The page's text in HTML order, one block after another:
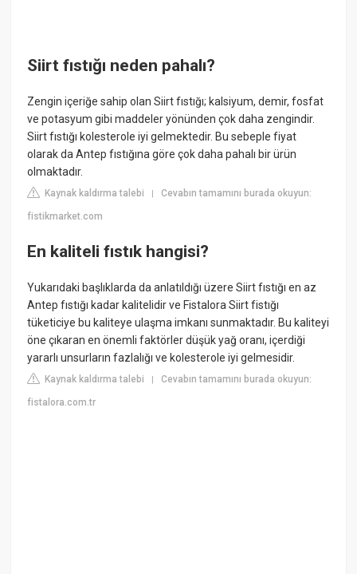
Siirt fıstığı neden pahalı?
Zengin içeriğe sahip olan Siirt fıstığı; kalsiyum, demir, fosfat
ve potasyum gibi maddeler yönünden çok daha zengindir.
Siirt fıstığı kolesterole iyi gelmektedir. Bu sebeple fiyat
olarak da Antep fıstığına göre çok daha pahalı bir ürün
olmaktadır.
Kaynak kaldırma talebi |Cevabın tamamını burada okuyun:
fistikmarket.com
En kaliteli fıstık hangisi?
Yukarıdaki başlıklarda da anlatıldığı üzere Siirt fıstığı en az
Antep fıstığı kadar kalitelidir ve Fistalora Siirt fistığı
tüketiciye bu kaliteye ulaşma imkanı sunmaktadır. Bu kaliteyi
öne çıkaran en önemli faktörler düşük yağ oranı, içerdiği
yararlı unsurların fazlalığı ve kolesterole iyi gelmesidir.
Kaynak kaldırma talebi |Cevabın tamamını burada okuyun:
fistalora.com.tr